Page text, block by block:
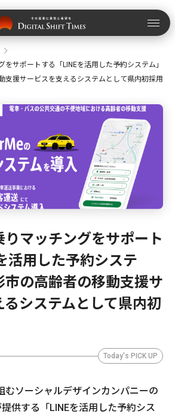
をサポートする「LINEを活用した予約システム」
支援サービスを支えるシステムとして県内初採用
りマッチングをサポート
活用した予約システ
市の高齢者の移動支援サ
るシステムとして県内初
Today's PICK UP
むソーシャルデザインカンパニーの
供する「LINEを活用した予約シス